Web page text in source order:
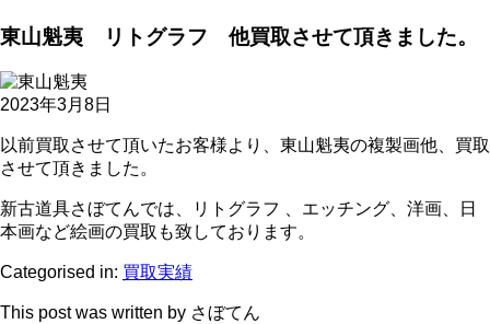
東山魁夷 リトグラフ 他買取させて頂きました。
2023年3月8日
以前買取させて頂いたお客様より、東山魁夷の複製画他、買取
させて頂きました。
新古道具さぼてんでは、リトグラフ 、エッチング、洋画、日
本画など絵画の買取も致しております。
Categorised in: 買取実績
This post was written by さぼてん